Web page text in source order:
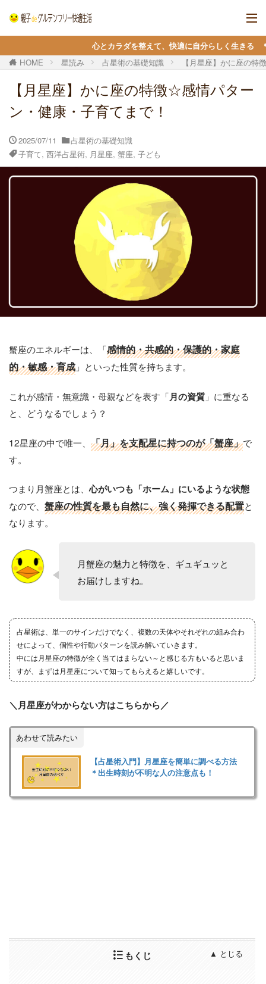
心とカラダを整えて、快適に自分らしく生きる ＊ 当サイトはアフェ
HOME
星読み 占星術の基礎知識 【月星座】かに座の
【月星座】かに座の特徴☆感情パター
ン・健康・子育てまで！
2025/07/11
占星術の基礎知識
子育て, 西洋占星術, 月星座, 蟹座, 子ども
蟹座のエネルギーは、「感情的・共感的・保護的・家庭
的・敏感・育成 」といった性質を持ちます。
これが感情・無意識・母親などを表す「月の資質 」に重なる
と、どうなるでしょう？
12星座の中で唯一、 「月」を支配星に持つのが「蟹座」で
す。
つまり月蟹座とは、心がいつも「ホーム」にいるような状態
なので、 蟹座の性質を最も自然に、強く発揮できる配置と
なります。
月蟹座の魅力と特徴を、ギュギュッと
お届けしますね。
占星術は、単一のサインだけでなく、複数の天体やそれぞれの組み合わ
せによって、個性や行動パターンを読み解いていきます。
中には月星座の特徴が全く当てはまらない～と感じる方もいると思いま
すが、まずは月星座について知ってもらえると嬉しいです。
＼月星座がわからない方はこちらから／
あわせて読みたい
【占星術入門】月星座を簡単に調べる方法
＊出生時刻が不明な人の注意点も！
もくじ